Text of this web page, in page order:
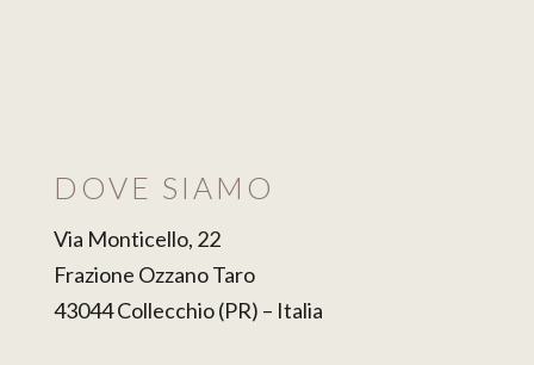
DOVE SIAMO
Via Monticello, 22
Frazione Ozzano Taro
43044 Collecchio (PR) – Italia